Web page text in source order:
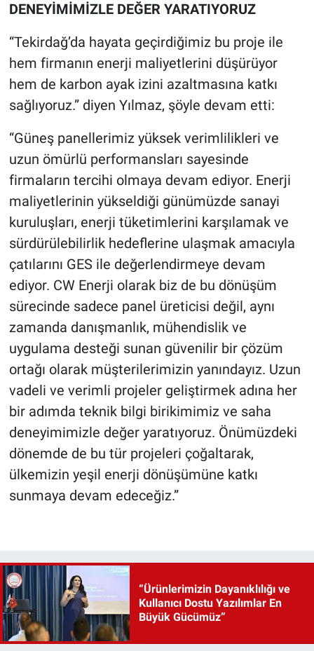
DENEYİMİMİZLE DEĞER YARATIYORUZ
“Tekirdağ’da hayata geçirdiğimiz bu proje ile
hem firmanın enerji maliyetlerini düşürüyor
hem de karbon ayak izini azaltmasına katkı
sağlıyoruz.” diyen Yılmaz, şöyle devam etti:
“Güneş panellerimiz yüksek verimlilikleri ve
uzun ömürlü performansları sayesinde
firmaların tercihi olmaya devam ediyor. Enerji
maliyetlerinin yükseldiği günümüzde sanayi
kuruluşları, enerji tüketimlerini karşılamak ve
sürdürülebilirlik hedeflerine ulaşmak amacıyla
çatılarını GES ile değerlendirmeye devam
ediyor. CW Enerji olarak biz de bu dönüşüm
sürecinde sadece panel üreticisi değil, aynı
zamanda danışmanlık, mühendislik ve
uygulama desteği sunan güvenilir bir çözüm
ortağı olarak müşterilerimizin yanındayız. Uzun
vadeli ve verimli projeler geliştirmek adına her
bir adımda teknik bilgi birikimimiz ve saha
deneyimimizle değer yaratıyoruz. Önümüzdeki
dönemde de bu tür projeleri çoğaltarak,
ülkemizin yeşil enerji dönüşümüne katkı
sunmaya devam edeceğiz.”
“Ürünlerimizin Dayanıklılığı ve
Kullanıcı Dostu Yazılımlar En
Büyük Gücümüz”